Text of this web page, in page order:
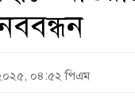
২০২৫, ০৪:৫২ পিএম